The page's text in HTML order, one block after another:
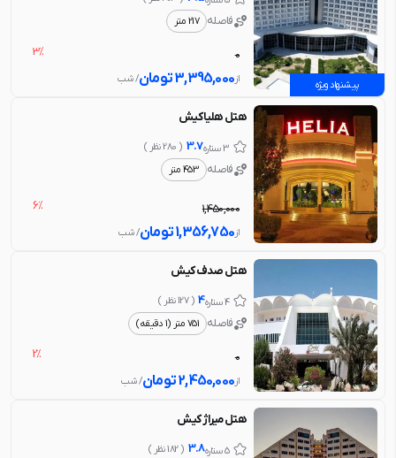
پیشنهاد ویژه
فاصله 217 متر
0
3%
از 3,395,000تومان/ شب
هتل هلیا کیش
3 ستاره 3.7 ( 280 نظر )
فاصله 453 متر
1,450,000
6%
از 1,356,750تومان/ شب
هتل صدف کیش
4 ستاره 4 ( 127 نظر )
فاصله 751 متر (1 دقیقه)
0
2%
از 2,450,000تومان/ شب
هتل میراژ کیش
5 ستاره 3.8 ( 182 نظر )